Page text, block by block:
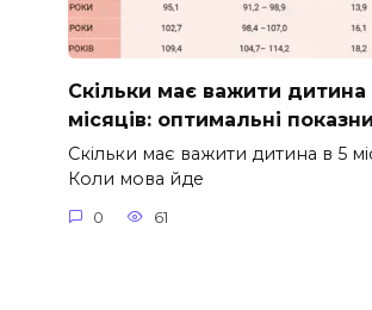
Скільки має важити дитина
місяців: оптимальні
Скільки має важити дитина в 5
Коли мова йде
0 61